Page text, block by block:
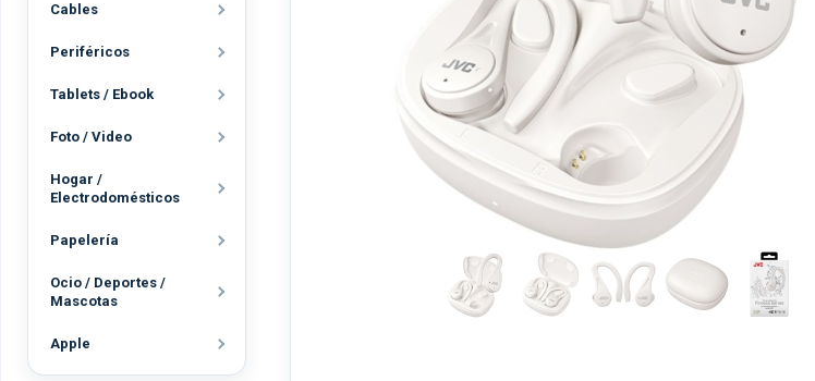
Cables
Periféricos
Tablets / Ebook
Foto / Video
Hogar /
Electrodomésticos
Papelería
Ocio / Deportes /
Mascotas
Apple